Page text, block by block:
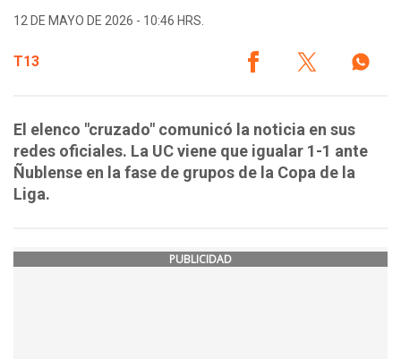
12 DE MAYO DE 2026 - 10:46 HRS.
T13
El elenco "cruzado" comunicó la noticia en sus
redes oficiales. La UC viene que igualar 1-1 ante
Ñublense en la fase de grupos de la Copa de la
Liga.
PUBLICIDAD